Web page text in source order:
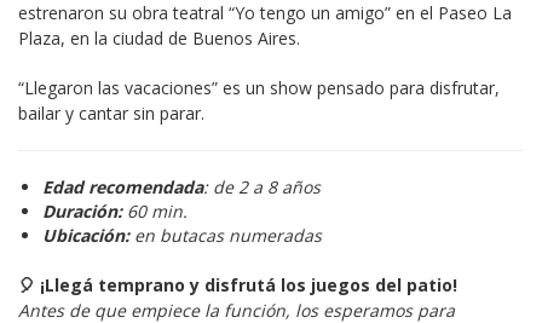
estrenaron su obra teatral “Yo tengo un amigo” en el Paseo La
Plaza, en la ciudad de Buenos Aires.
“Llegaron las vacaciones” es un show pensado para disfrutar,
bailar y cantar sin parar.
Edad recomendada: de 2 a 8 años
Duración: 60 min.
Ubicación: en butacas numeradas
🎈 ¡Llegá temprano y disfrutá los juegos del patio!
Antes de que empiece la función, los esperamos para